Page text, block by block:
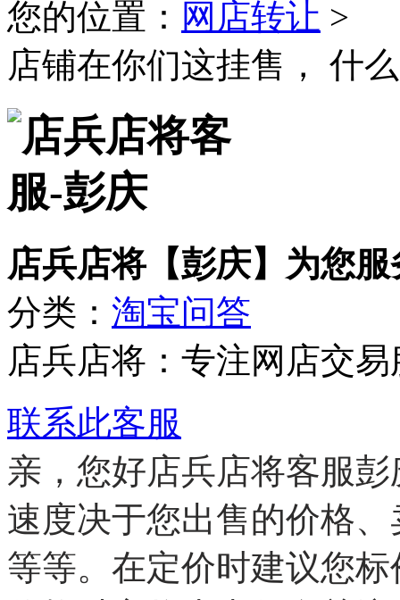
您的位置： 网店转让 >
店铺在你们这挂售， 什
店兵店将【彭庆】为您服
分类： 淘宝问答
店兵店将：专注网店交
联系此客服
亲，您好店兵店将客服
速度决于您出售的价格
等等。在定价时建议您